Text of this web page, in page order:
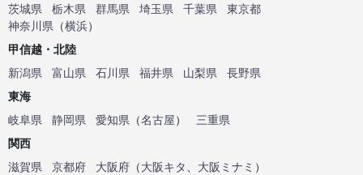
茨城県
栃木県 群馬県 埼玉県 千葉県
東京都
神奈川県 （横浜）
甲信越・北陸
新潟県
富山県 石川県 福井県 山梨県
長野県
東海
岐阜県
静岡県 愛知県 （名古屋）
三重県
関西
滋賀県
京都府 大阪府 （大阪キタ 大阪ミナミ ）